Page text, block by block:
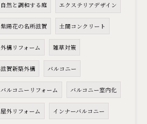
自然と調和する庭 エクステリアデザイン
紫陽花の名所滋賀 土間コンクリート
外構リフォーム 雑草対策
滋賀新築外構 バルコニー
バルコニーリフォーム バルコニー室内化
屋外リフォーム インナーバルコニー